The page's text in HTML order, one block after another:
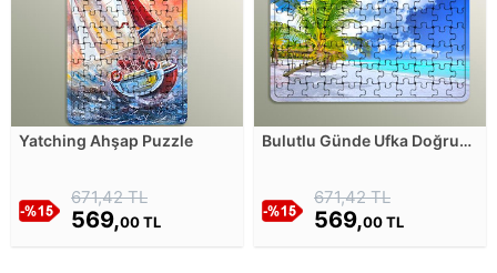
Yatching Ahşap Puzzle
671,42 TL
569,00 TL
Bulutlu Günde Ufka Doğru
671,42 TL
569,00 TL